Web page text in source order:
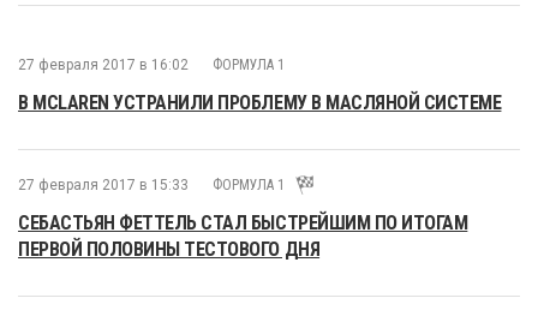
27 февраля 2017 в 16:02 ФОРМУЛА 1
В MCLAREN УСТРАНИЛИ ПРОБЛЕМУ В МАСЛЯНОЙ СИСТЕМЕ
27 февраля 2017 в 15:33 ФОРМУЛА 1
СЕБАСТЬЯН ФЕТТЕЛЬ СТАЛ БЫСТРЕЙШИМ ПО ИТОГАМ
ПЕРВОЙ ПОЛОВИНЫ ТЕСТОВОГО ДНЯ